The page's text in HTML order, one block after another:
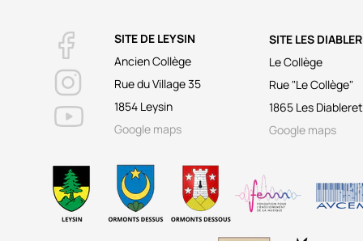
SITE DE LEYSIN
Ancien Collège
Rue du Village 35
1854 Leysin
Google maps
SITE LES
Le Collège
Rue "Le Collège"
1865 Les
Google maps